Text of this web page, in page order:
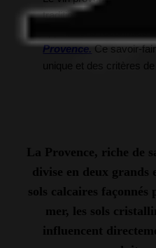
tradition qui a
Provence.Ce savoir-
unique et des critères de
La Provence, riche de
divise en deux grands
sols calcaires façonnés
mer, les sols
influencent